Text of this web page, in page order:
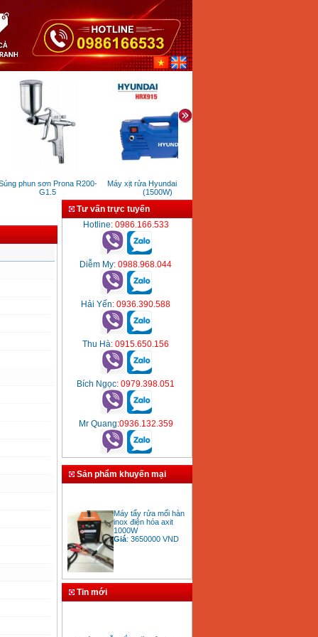
phun sơn Prona R200-
G1.5
Máy xịt rửa Hyundai HRX915
(1500W)
Tư vấn trực tuyến
Hotline: 0986.166.533
Diễm My: 0988.968.044
Hải Yến: 0936.390.588
Thu Hà: 0915.650.156
Bích Ngọc: 0979.398.051
Mr Quang:0936.132.359
Sản phẩm khuyến mại
inox điện hóa axit
1000W
Giá:3650000
Tin mới
» Hướng dẫn lắp đặt sử dụng